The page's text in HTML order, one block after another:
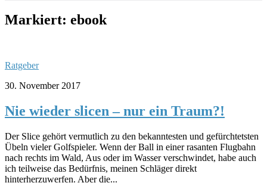
Markiert: ebook
Ratgeber
30. November 2017
Nie wieder slicen – nur ein Traum?!
Der Slice gehört vermutlich zu den bekanntesten und gefürchtetsten
Übeln vieler Golfspieler. Wenn der Ball in einer rasanten Flugbahn
nach rechts im Wald, Aus oder im Wasser verschwindet, habe auch
ich teilweise das Bedürfnis, meinen Schläger direkt
hinterherzuwerfen. Aber die...